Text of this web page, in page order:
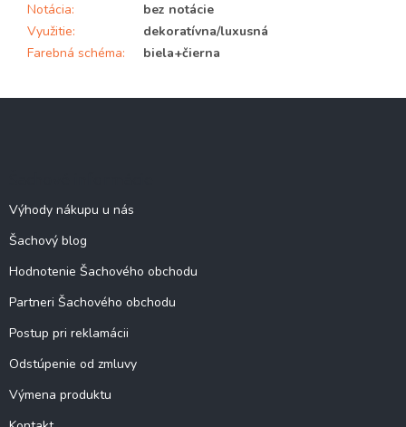
Notácia:
bez notácie
Využitie:
dekoratívna/luxusná
Farebná schéma: biela+čierna
Výhody nákupu u nás
Šachový blog
Hodnotenie Šachového obchodu
Partneri Šachového obchodu
Postup pri reklamácii
Odstúpenie od zmluvy
Výmena produktu